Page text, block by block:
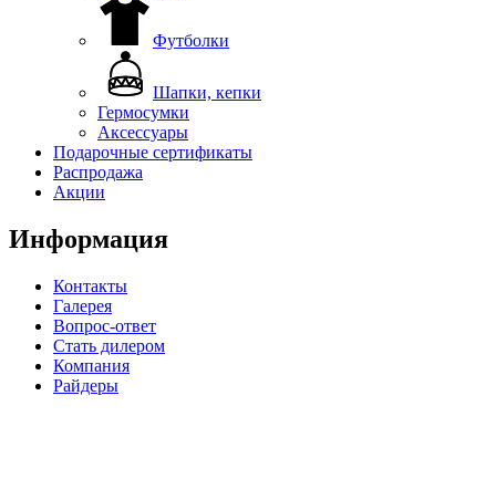
Футболки
Шапки, кепки
Гермосумки
Аксессуары
Подарочные сертификаты
Распродажа
Акции
Информация
Контакты
Галерея
Вопрос-ответ
Стать дилером
Компания
Райдеры